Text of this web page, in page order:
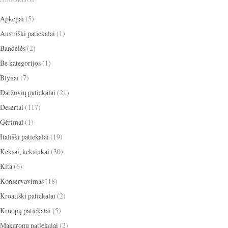
Apkepai (5)
Austriški patiekalai (1)
Bandelės(2)
Be kategorijos(1)
Blynai (7)
Daržovių patiekalai (21)
Desertai (117)
Gėrimai (1)
Itališki patiekalai (19)
Keksai, keksiukai (30)
Kita(6)
Konservavimas(18)
Kroatiški patiekalai (2)
Kruopų patiekalai (5)
Makaronų patiekalai (2)